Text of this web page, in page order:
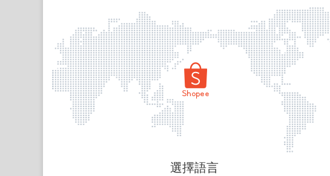
頁面無法顯示
選擇語言